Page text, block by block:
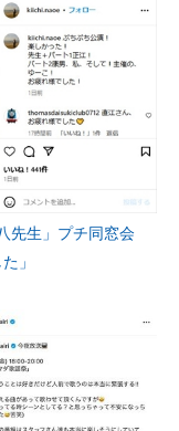
先生」プチ同窓会
」